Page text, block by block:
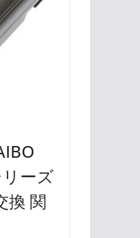
リーズ
換 関